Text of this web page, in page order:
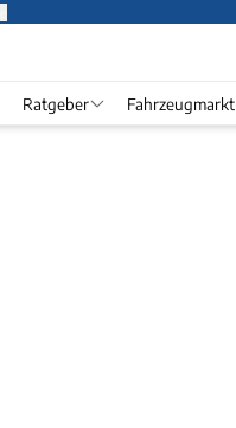
Ratgeber Fahrzeugmarkt